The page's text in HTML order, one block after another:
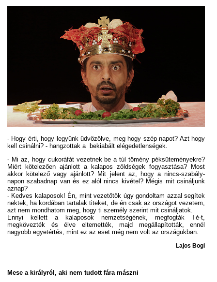
- Hogy érti, hogy legyünk üdvözölve, meg hogy szép napot? Azt hogy
kell csinálni? - hangzottak a bekiabált elégedetlenségek.
- Mi az, hogy cukoráfát vezetnek be a túl tömény péksüteményekre?
Miért kötelezően ajánlott a kalapos zöldségek fogyasztása? Most
akkor kötelező vagy ajánlott? Mit jelent az, hogy a nincs-szabály-
napon szabadnap van és ez alól nincs kivétel? Mégis mit csináljunk
aznap?
- Kedves kalaposok! Én, mint vezetőtök úgy gondoltam azzal segítek
nektek, ha kordában tartalak titeket, de én csak az országot vezetem,
azt nem mondhatom meg, hogy ti személy szerint mit csináljatok.
Ennyi kellett a kalaposok nemzetségének, megfogták Té-t,
megkövezték és élve eltemették, majd megállapították, ennél
nagyobb egyetértés, mint ez az eset még nem volt az országukban.
Lajos Bogi
Mese a királyról, aki nem tudott fára mászni